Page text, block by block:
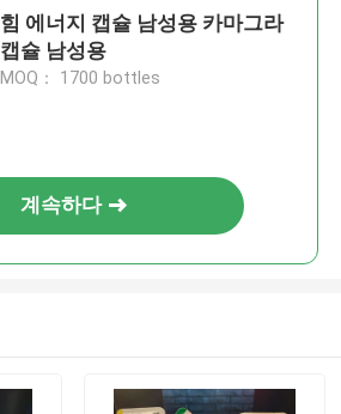
힘 에너지 캡슐 남성용 카마그라
캡슐 남성용
MOQ： 1700 bottles
계속하다